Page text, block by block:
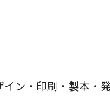
ン・印刷・製本・